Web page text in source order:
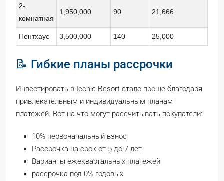
2-
комнатная
1,950,000 90 21,666
Пентхаус 3,500,000 140 25,000
📝 Гибкие планы рассрочки
Инвестировать в Iconic Resort стало проще благодаря
привлекательным и индивидуальным планам
платежей. Вот на что могут рассчитывать покупатели:
10% первоначальный взнос
Рассрочка на срок от 5 до 7 лет
Варианты ежеквартальных платежей
рассрочка под 0% годовых